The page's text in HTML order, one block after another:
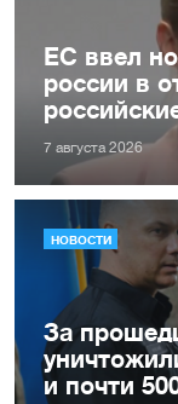
ЕС ввел
россии в
7 августа 2026
НОВОСТИ
За
и почти